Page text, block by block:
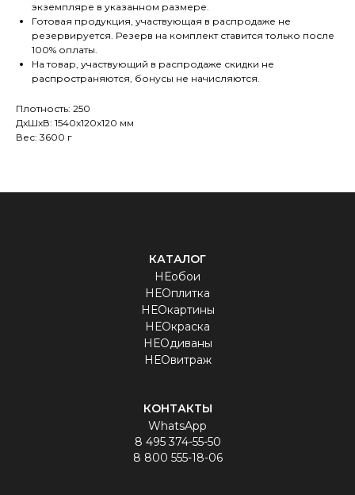
экземпляре в указанном размере.
Готовая продукция, участвующая в распродаже не
резервируется. Резерв на комплект ставится только после
100% оплаты.
На товар, участвующий в распродаже скидки не
распространяются, бонусы не начисляются.
Плотность: 250
ДxШxВ: 1540x120x120 мм
Вес: 3600 г
КАТАЛОГ
НЕобои
НЕОплитка
НЕОкартины
НЕОкраска
НЕОдиваны
НЕОвитраж
КОНТАКТЫ
WhatsApp
8 495 374-55-50
8 800 555-18-06